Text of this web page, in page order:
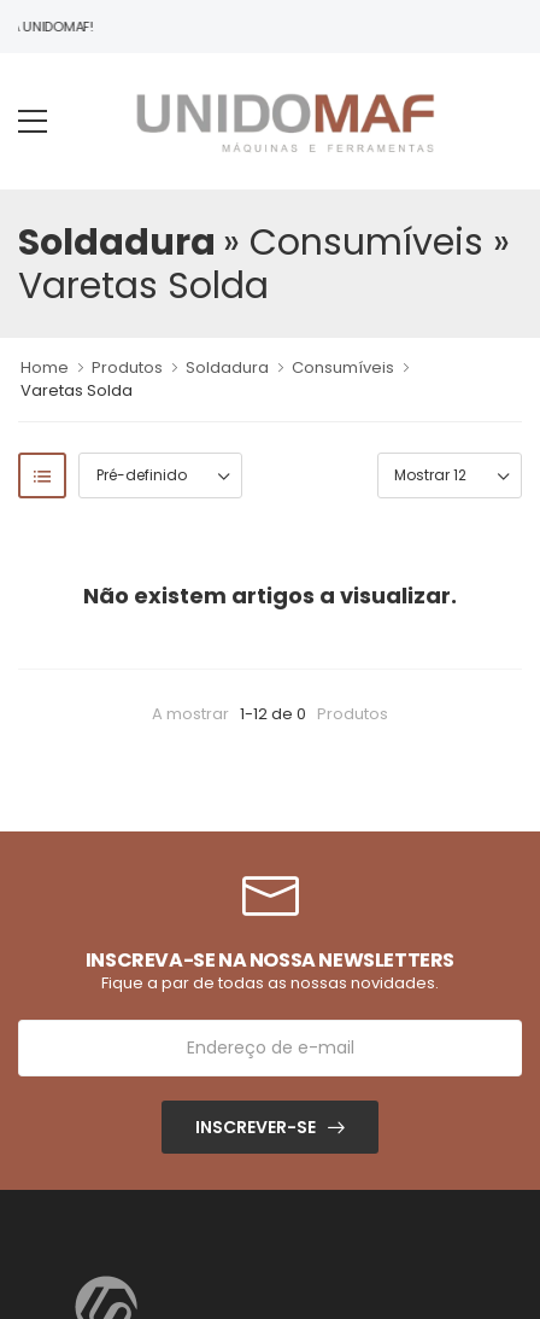
À UNIDOMAF!
Soldadura » Consumíveis »
Varetas Solda
Home Produtos Soldadura
Consumíveis
Varetas Solda
Não existem artigos a visualizar.
A mostrar 1-12 de 0 Produtos
INSCREVA-SE NA NOSSA NEWSLETTERS
Fique a par de todas as nossas novidades.
INSCREVER-SE